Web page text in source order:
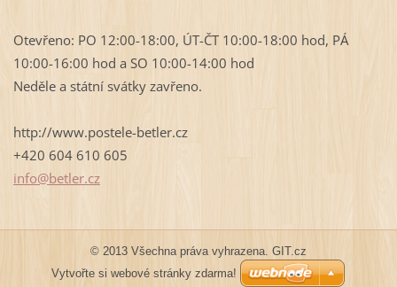
Otevřeno: PO 12:00-18:00, ÚT-ČT 10:00-18:00 hod, PÁ
10:00-16:00 hod a SO 10:00-14:00 hod
Neděle a státní svátky zavřeno.
http://www.postele-betler.cz
+420 604 610 605
info@betler.cz
© 2013 Všechna práva vyhrazena. GIT.cz
Vytvořte si webové stránky zdarma!